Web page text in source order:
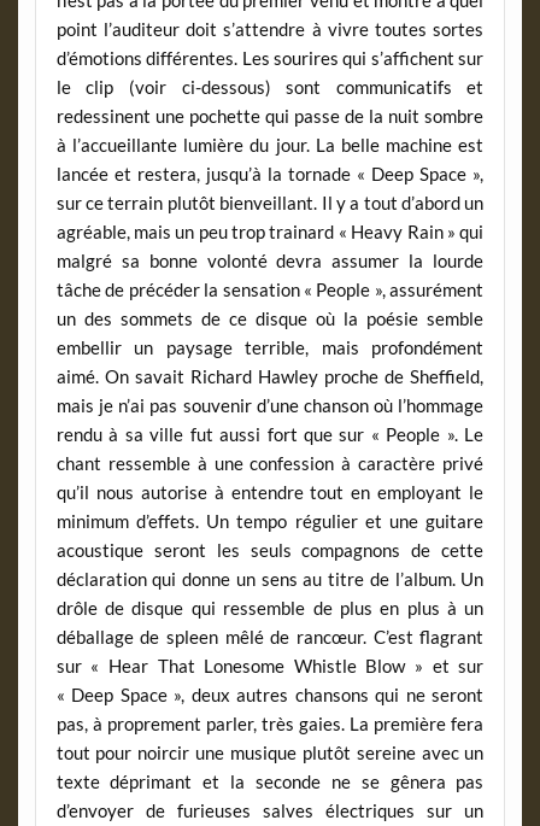
point l’auditeur doit s’attendre à vivre toutes sortes
d’émotions différentes. Les sourires qui s’affichent sur
le clip (voir ci-dessous) sont communicatifs et
redessinent une pochette qui passe de la nuit sombre
à l’accueillante lumière du jour. La belle machine est
lancée et restera, jusqu’à la tornade « Deep Space »,
sur ce terrain plutôt bienveillant. Il y a tout d’abord un
agréable, mais un peu trop trainard « Heavy Rain » qui
malgré sa bonne volonté devra assumer la lourde
tâche de précéder la sensation « People », assurément
un des sommets de ce disque où la poésie semble
embellir un paysage terrible, mais profondément
aimé. On savait Richard Hawley proche de Sheffield,
mais je n’ai pas souvenir d’une chanson où l’hommage
rendu à sa ville fut aussi fort que sur « People ». Le
chant ressemble à une confession à caractère privé
qu’il nous autorise à entendre tout en employant le
minimum d’effets. Un tempo régulier et une guitare
acoustique seront les seuls compagnons de cette
déclaration qui donne un sens au titre de l’album. Un
drôle de disque qui ressemble de plus en plus à un
déballage de spleen mêlé de rancœur. C’est flagrant
sur « Hear That Lonesome Whistle Blow » et sur
« Deep Space », deux autres chansons qui ne seront
pas, à proprement parler, très gaies. La première fera
tout pour noircir une musique plutôt sereine avec un
texte déprimant et la seconde ne se gênera pas
d’envoyer de furieuses salves électriques sur un